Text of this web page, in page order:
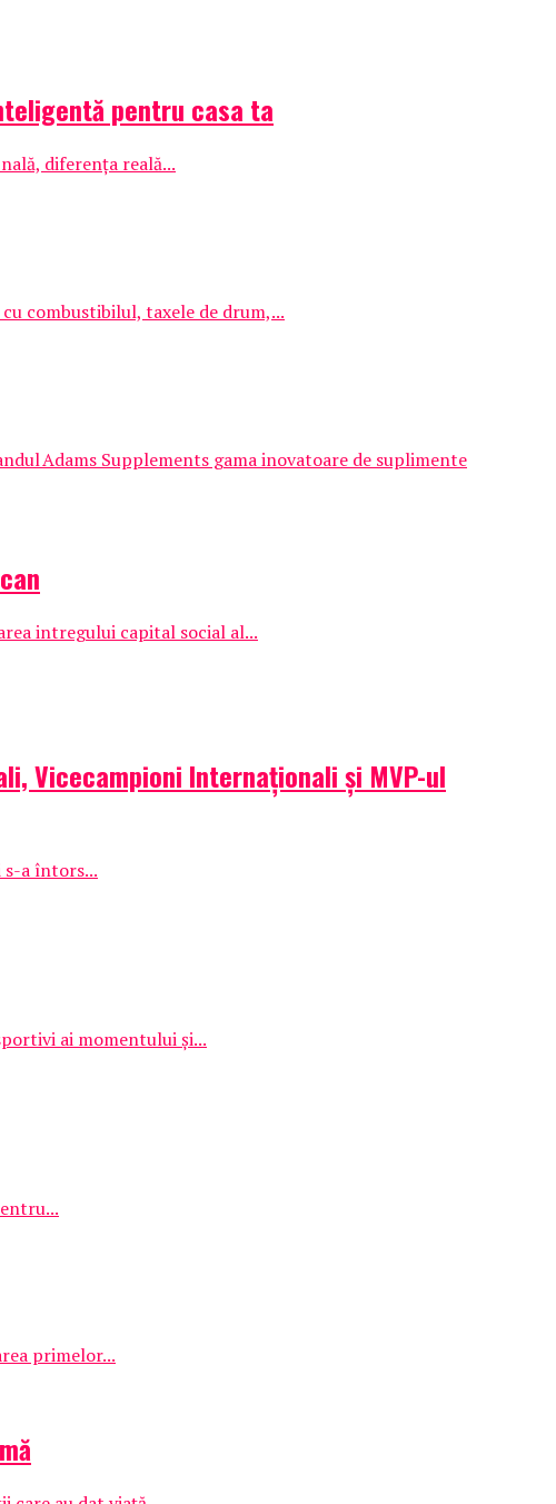
pentru casa ta
diferența reală...
combustibilul, taxele de drum,...
Adams Supplements gama inovatoare de suplimente
intregului capital social al...
Vicecampioni Internaționali și MVP-ul
s-a întors...
ai momentului și...
primelor...